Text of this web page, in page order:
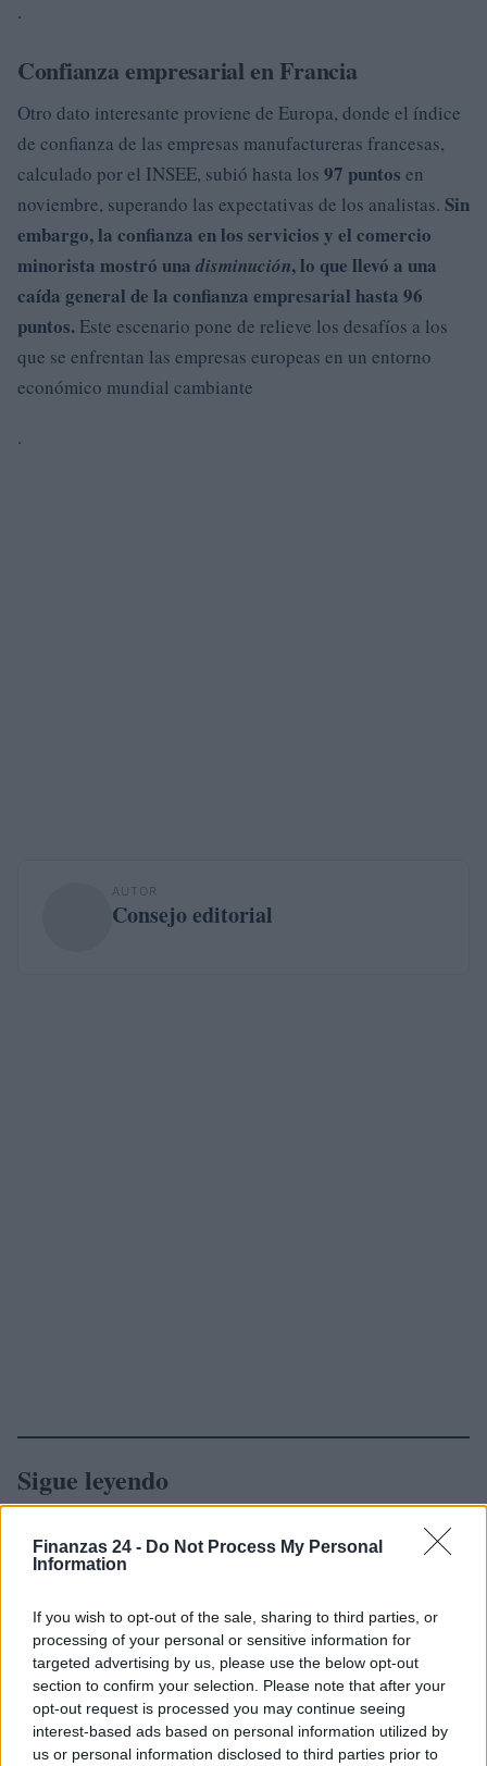
Finanzas 24 - Do Not Process My Personal
Information
If you wish to opt-out of the sale, sharing to third parties, or
processing of your personal or sensitive information for
targeted advertising by us, please use the below opt-out
section to confirm your selection. Please note that after your
opt-out request is processed you may continue seeing
interest-based ads based on personal information utilized by
us or personal information disclosed to third parties prior to
.
Confianza empresarial en Francia
Otro dato interesante proviene de Europa, donde el índice
de confianza de las empresas manufactureras francesas,
calculado por el INSEE, subió hasta los 97 puntos en
noviembre, superando las expectativas de los analistas. Sin
embargo, la confianza en los servicios y el comercio
minorista mostró una disminución, lo que llevó a una
caída general de la confianza empresarial hasta 96
puntos. Este escenario pone de relieve los desafíos a los
que se enfrentan las empresas europeas en un entorno
económico mundial cambiante
.
AUTOR
Consejo editorial
Sigue leyendo